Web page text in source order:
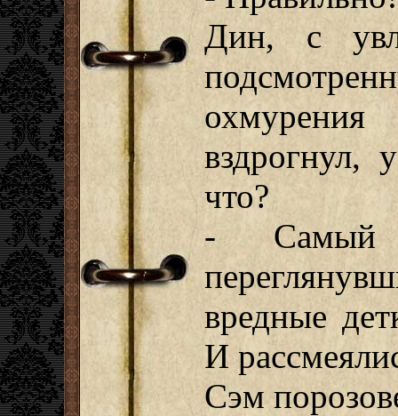
Дин, с
вздрогнул,
что?
- Самый
вредные
И
Сэм